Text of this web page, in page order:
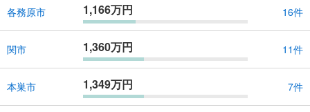
各務原市 1,166万円 16件
関市 1,360万円 11件
本巣市 1,349万円 7件